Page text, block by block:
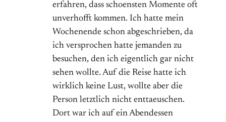
erfahren, dass schoensten Momente oft
unverhofft kommen. Ich hatte mein
Wochenende schon abgeschrieben, da
ich versprochen hatte jemanden zu
besuchen, den ich eigentlich gar nicht
sehen wollte. Auf die Reise hatte ich
wirklich keine Lust, wollte aber die
Person letztlich nicht enttaeuschen.
Dort war ich auf ein Abendessen